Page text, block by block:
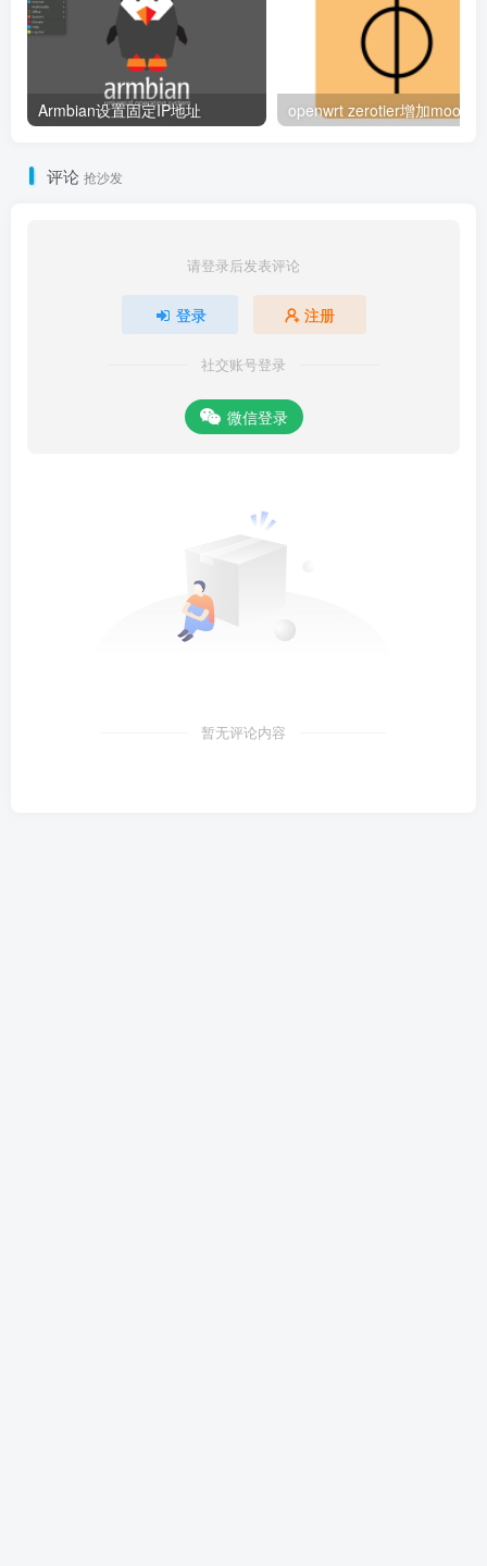
Armbian设置固定IP地址
评论 抢沙发
请登录后发表评论
登录 注册
社交账号登录
微信登录
暂无评论内容